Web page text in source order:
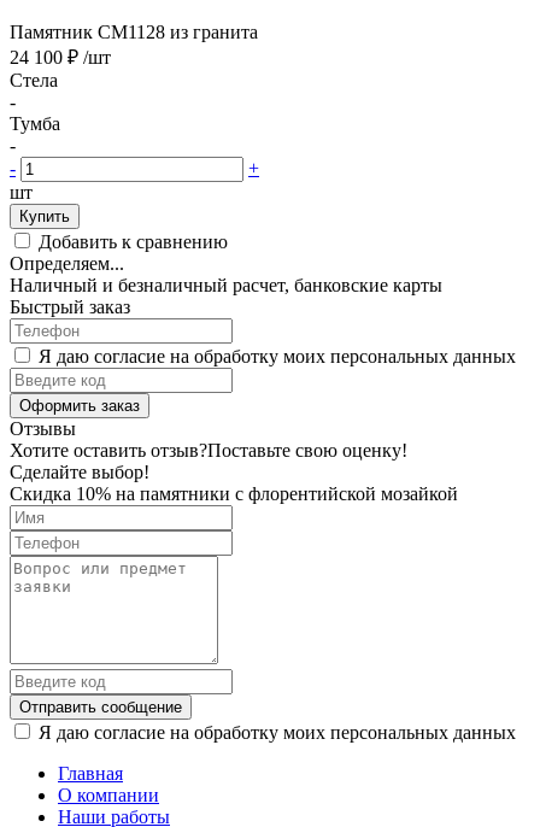
Памятник CM1128 из гранита
24 100 ₽ /шт
Стела
-
Тумба
-
-
+
шт
Купить
Добавить к сравнению
Определяем...
Наличный и безналичный расчет, банковские карты
Быстрый заказ
Я даю согласие на обработку моих персональных данных
Оформить заказ
Отзывы
Хотите оставить отзыв?Поставьте свою оценку!
Сделайте выбор!
Скидка 10% на памятники с флорентийской мозайкой
Отправить сообщение
Я даю согласие на обработку моих персональных данных
Главная
О компании
Наши работы